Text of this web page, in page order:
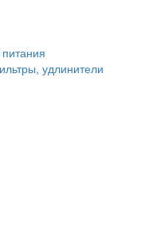
удлинители